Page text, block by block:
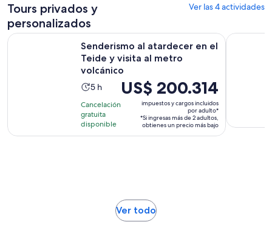
Tours privados y
personalizados
Ver las 4 actividades
Senderismo al atardecer en el
Teide y visita al metro
volcánico
La
actividad
dura
5
horas
5 h
Cancelación
gratuita
disponible
El
precio
es
US$ 200.314.
US$ 200.314
impuestos y cargos incluidos
por adulto*
*Si ingresas más de 2 adultos,
obtienes un precio más bajo
Senderismo al atardecer en el Teide y visita al metroTour
Ver todoSe